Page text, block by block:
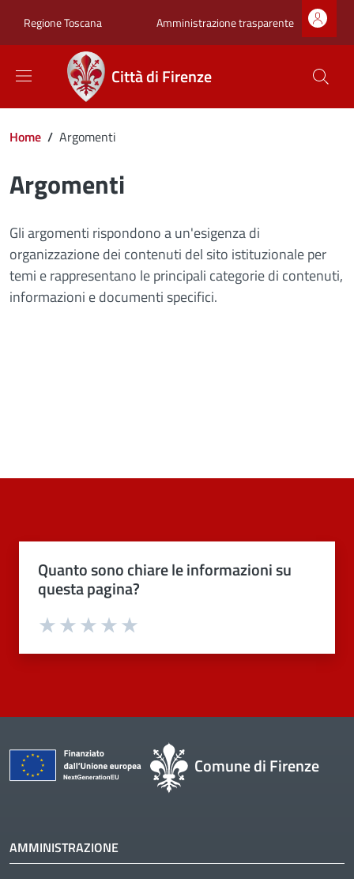
Regione Toscana Zona superiore
Amministrazione trasparente
Città di Firenze
Briciole di pane
Home / Argomenti
Argomenti
Gli argomenti rispondono a un'esigenza di
organizzazione dei contenuti del sito istituzionale per
temi e rappresentano le principali categorie di contenuti,
informazioni e documenti specifici.
Quanto sono chiare le informazioni su
questa pagina?
Valuta 4 stelle su 5
Valuta 3 stelle su 5
Valuta 2 stelle su 5
Valuta 1 stelle su 5
Comune di Firenze
AMMINISTRAZIONE